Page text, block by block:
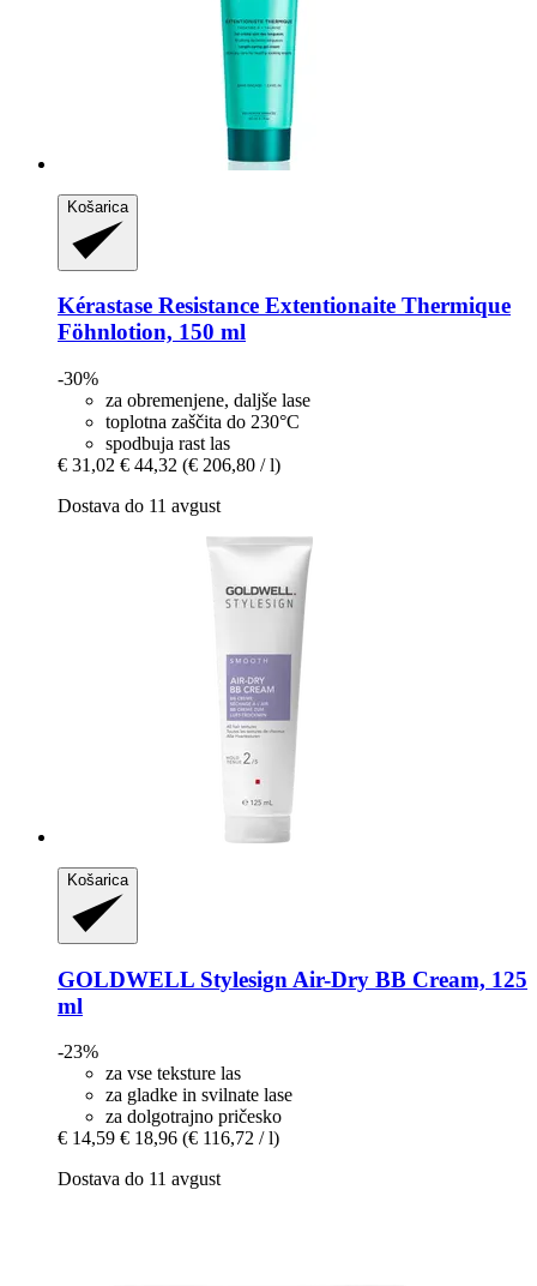
Košarica
Kérastase Resistance Extentionaite Thermique
Föhnlotion, 150 ml
-30%
za obremenjene, daljše lase
toplotna zaščita do 230°C
spodbuja rast las
€ 31,02 € 44,32 (€ 206,80 / l)
Dostava do 11 avgust
Košarica
GOLDWELL Stylesign Air-​Dry BB Cream, 125
ml
-23%
za vse teksture las
za gladke in svilnate lase
za dolgotrajno pričesko
€ 14,59 € 18,96 (€ 116,72 / l)
Dostava do 11 avgust